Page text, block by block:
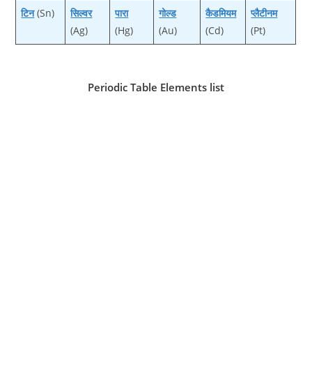
टिन(Sn)
सिल्‍वर
(Ag)
पारा
(Hg)
गोल्‍ड
(Au)
कैडमियम
(Cd)
प्‍लैटीनम
(Pt)
Periodic Table Elements list